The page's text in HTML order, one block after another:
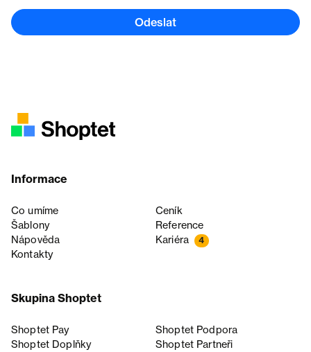
Odeslat
Informace
Co umíme
Ceník
Šablony
Reference
Nápověda
Kariéra 4
Kontakty
Skupina Shoptet
Shoptet Pay
Shoptet Podpora
Shoptet Doplňky
Shoptet Partneři